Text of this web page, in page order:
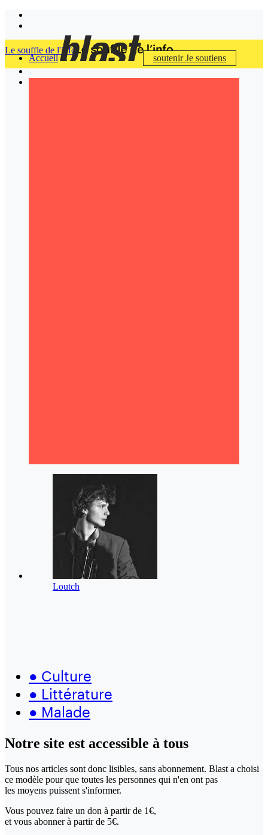
Accueil soutenirJe soutiens
Le souffle de l'info
Loutch
● Culture
● Littérature
● Malade
Notre site est accessible à tous
Tous nos articles sont donc lisibles, sans abonnement. Blast a choisi
ce modèle pour que toutes les personnes qui n'en ont pas
les moyens puissent s'informer.
Vous pouvez faire un don à partir de 1€,
et vous abonner à partir de 5€.